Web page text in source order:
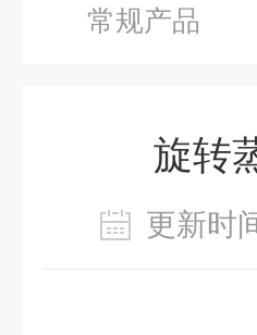
常规产品
旋转
更新